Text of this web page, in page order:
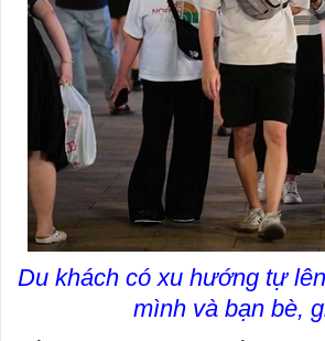
Du khách có xu hướng tự
mình và bạn bè,